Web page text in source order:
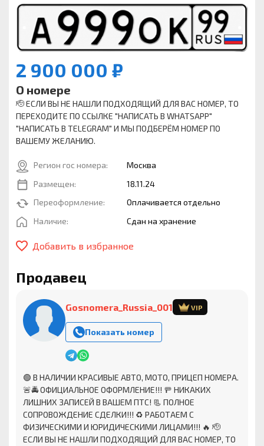
2 900 000 ₽
О номере
🫡 ЕСЛИ ВЫ НЕ НАШЛИ ПОДХОДЯЩИЙ ДЛЯ ВАС НОМЕР, ТО
ПЕРЕХОДИТЕ ПО ССЫЛКЕ "НАПИСАТЬ В WHATSAPP"
"НАПИСАТЬ В TELEGRAM" И МЫ ПОДБЕРЁМ НОМЕР ПО
ВАШЕМУ ЖЕЛАНИЮ.
Регион гос номера:
Москва
Размещен:
18.11.24
Переоформление:
Оплачивается отдельно
Наличие:
Сдан на хранение
Добавить в избранное
Продавец
Gosnomera_Russia_001 VIP
Показать номер
🟢 В НАЛИЧИИ КРАСИВЫЕ АВТО, МОТО, ПРИЦЕП НОМЕРА.
🚨🚔 ОФИЦИАЛЬНОЕ ОФОРМЛЕНИЕ!!! 🚥 НИКАКИХ
ЛИШНИХ ЗАПИСЕЙ В ВАШЕМ ПТС! 📃 ПОЛНОЕ
СОПРОВОЖДЕНИЕ СДЕЛКИ!!! ♻ ️РАБОТАЕМ С
ФИЗИЧЕСКИМИ И ЮРИДИЧЕСКИМИ ЛИЦАМИ!!! 🔥 🫡
ЕСЛИ ВЫ НЕ НАШЛИ ПОДХОДЯЩИЙ ДЛЯ ВАС НОМЕР, ТО